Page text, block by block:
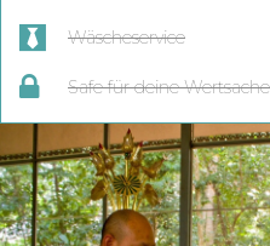
Wäscheservice
Safe für deine